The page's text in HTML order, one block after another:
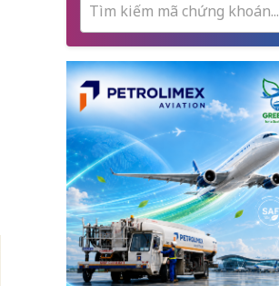
Tìm kiếm mã chứng khoán...